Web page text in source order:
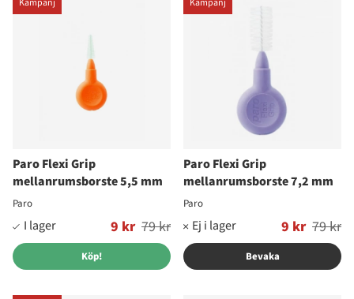
Kampanj
Paro Flexi Grip
mellanrumsborste 5,5 mm
Paro
9 kr
Ordinarie pris: 79 kr
Köp!
Kampanj
Paro Flexi Grip
mellanrumsborste 7,2 mm
Paro
9 kr
Ordinarie pris: 79 kr
Bevaka